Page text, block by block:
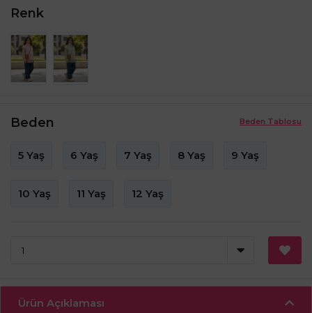
Renk
Beden Tablosu
Beden
5 Yaş 6 Yaş 7 Yaş 8 Yaş 9 Yaş
10 Yaş 11 Yaş 12 Yaş
Ürün Açıklaması